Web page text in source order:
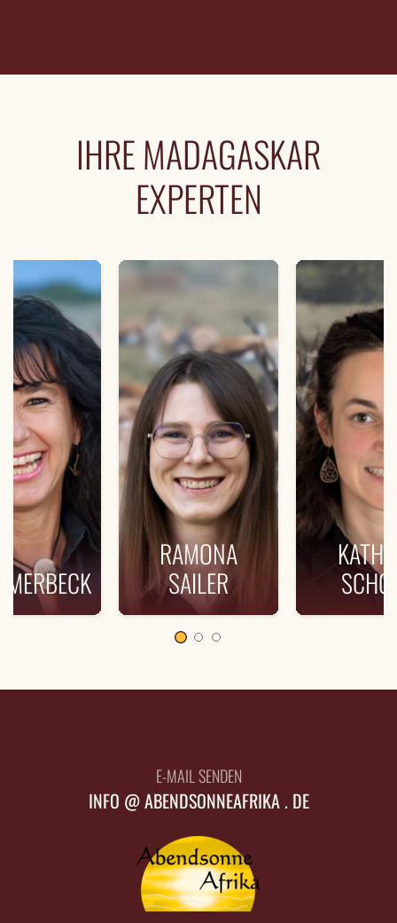
IHRE MADAGASKAR
EXPERTEN
RAMONA
SAILER
E-MAIL SENDEN
INFO @ ABENDSONNEAFRIKA . DE